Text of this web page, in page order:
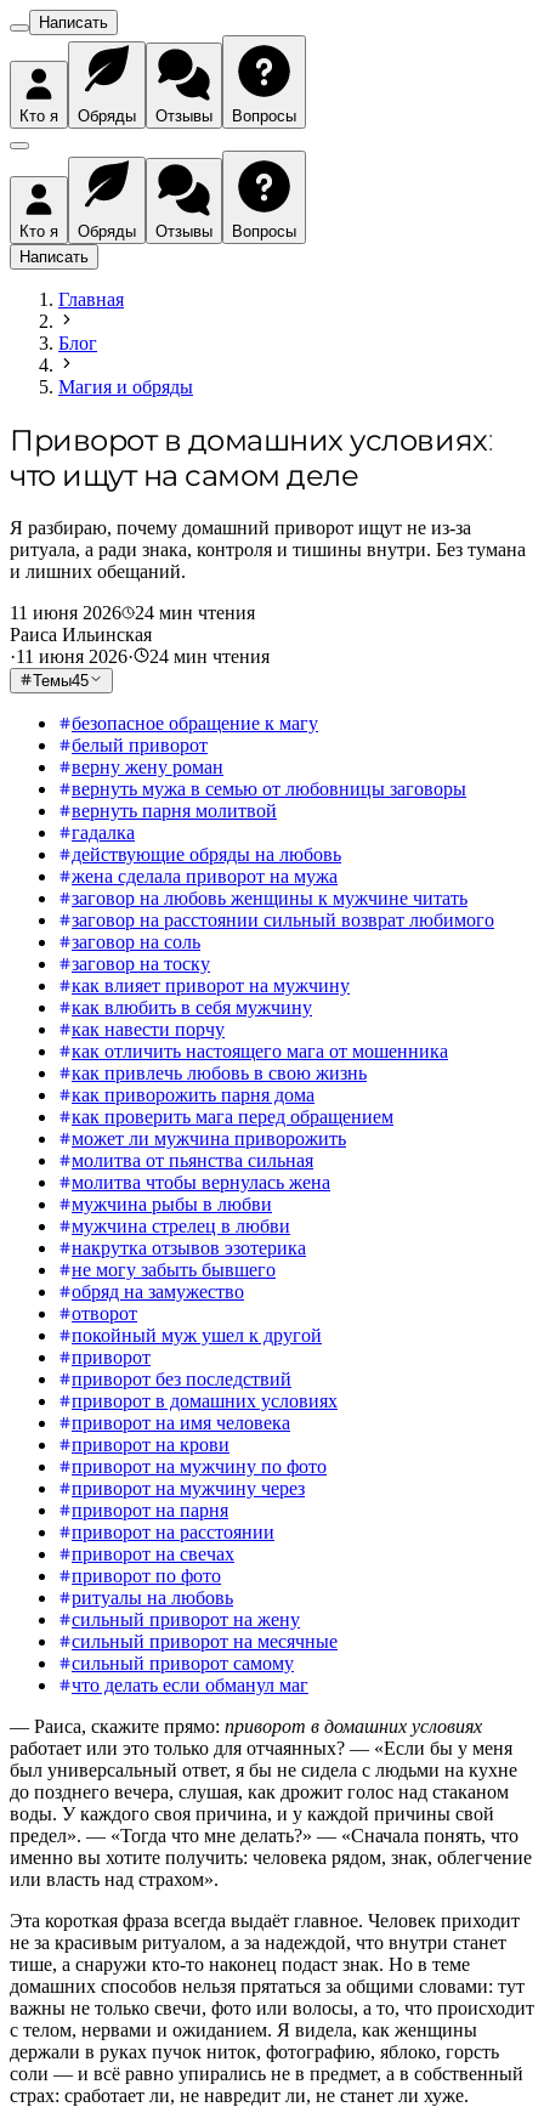
Написать
Кто я Обряды Отзывы Вопросы
Кто я Обряды Отзывы
Вопросы
Написать
Главная
Блог
Магия и обряды
Приворот в домашних условиях:
что ищут на самом деле
Я разбираю, почему домашний приворот ищут не из-за
ритуала, а ради знака, контроля и тишины внутри. Без тумана
и лишних обещаний.
11 июня 2026
24 мин чтения
Раиса Ильинская
·11 июня 2026· 24 мин чтения
Темы45
безопасное обращение к магу
белый приворот
верну жену роман
вернуть мужа в семью от любовницы заговоры
вернуть парня молитвой
гадалка
действующие обряды на любовь
жена сделала приворот на мужа
заговор на любовь женщины к мужчине читать
заговор на расстоянии сильный возврат любимого
заговор на соль
заговор на тоску
как влияет приворот на мужчину
как влюбить в себя мужчину
как навести порчу
как отличить настоящего мага от мошенника
как привлечь любовь в свою жизнь
как приворожить парня дома
как проверить мага перед обращением
может ли мужчина приворожить
молитва от пьянства сильная
молитва чтобы вернулась жена
мужчина рыбы в любви
мужчина стрелец в любви
накрутка отзывов эзотерика
не могу забыть бывшего
обряд на замужество
отворот
покойный муж ушел к другой
приворот
приворот без последствий
приворот в домашних условиях
приворот на имя человека
приворот на крови
приворот на мужчину по фото
приворот на мужчину через
приворот на парня
приворот на расстоянии
приворот на свечах
приворот по фото
ритуалы на любовь
сильный приворот на жену
сильный приворот на месячные
сильный приворот самому
что делать если обманул маг
— Раиса, скажите прямо: приворот в домашних условиях
работает или это только для отчаянных? — «Если бы у меня
был универсальный ответ, я бы не сидела с людьми на кухне
до позднего вечера, слушая, как дрожит голос над стаканом
воды. У каждого своя причина, и у каждой причины свой
предел». — «Тогда что мне делать?» — «Сначала понять, что
именно вы хотите получить: человека рядом, знак, облегчение
или власть над страхом».
Эта короткая фраза всегда выдаёт главное. Человек приходит
не за красивым ритуалом, а за надеждой, что внутри станет
тише, а снаружи кто-то наконец подаст знак. Но в теме
домашних способов нельзя прятаться за общими словами: тут
важны не только свечи, фото или волосы, а то, что происходит
с телом, нервами и ожиданием. Я видела, как женщины
держали в руках пучок ниток, фотографию, яблоко, горсть
соли — и всё равно упирались не в предмет, а в собственный
страх: сработает ли, не навредит ли, не станет ли хуже.